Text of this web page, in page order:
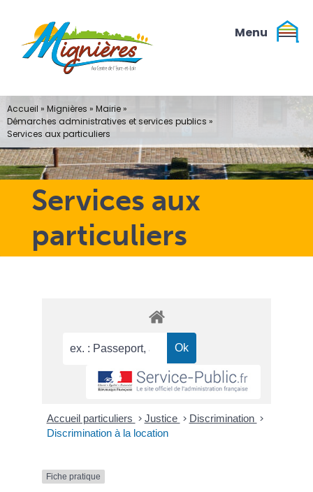
contenu
Services aux
particuliers
Accueil » Mignières » Mairie»
Démarches administratives et services publics »
Services aux particuliers
Accueil particuliers > Justice > Discrimination >
Discrimination à la location
Fiche pratique